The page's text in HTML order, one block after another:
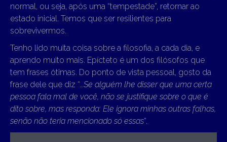
normal, ou seja, após uma “tempestade”, retornar ao
estado inicial. Temos que ser resilientes para
sobrevivermos.
Tenho lido muita coisa sobre a filosofia, a cada dia, e
aprendo muito mais. Epícteto é um dos filósofos que
tem frases ótimas. Do ponto de vista pessoal, gosto da
frase dele que diz “…Se alguém lhe disser que uma certa
pessoa fala mal de você, não se justifique sobre o que é
dito sobre, mas responda: Ele ignora minhas outras falhas,
senão não teria mencionado só essas“.